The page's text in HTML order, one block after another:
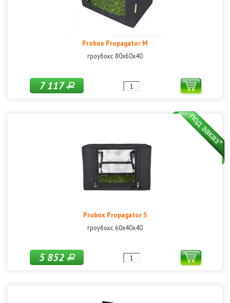
Probox Propagator M
гроубокс 80х60х40
7 117Р
Probox Propagator S
гроубокс 60х40х40
5 852Р